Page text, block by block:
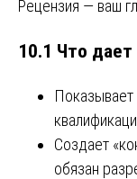
Рецензия — ваш
10.1 Что дает
Показывает
Создает
обязан